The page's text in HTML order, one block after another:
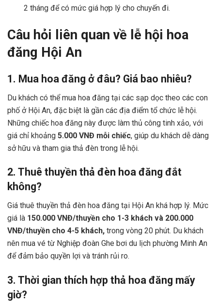
2 tháng để có mức giá hợp lý cho chuyến đi.
Câu hỏi liên quan về lễ hội hoa
đăng Hội An
1. Mua hoa đăng ở đâu? Giá bao nhiêu?
Du khách có thể mua hoa đăng tại các sạp dọc theo các con
phố ở Hội An, đặc biệt là gần các địa điểm tổ chức lễ hội.
Những chiếc hoa đăng này được làm thủ công tinh xảo, với
giá chỉ khoảng 5.000 VNĐ mỗi chiếc, giúp du khách dễ dàng
sở hữu và tham gia thả đèn trong lễ hội.
2. Thuê thuyền thả đèn hoa đăng đắt
không?
Giá thuê thuyền thả đèn hoa đăng tại Hội An khá hợp lý. Mức
giá là 150.000 VNĐ/thuyền cho 1-3 khách và 200.000
VNĐ/thuyền cho 4-5 khách, trong vòng 20 phút. Du khách
nên mua vé từ Nghiệp đoàn Ghe bơi du lịch phường Minh An
để đảm bảo quyền lợi và tránh rủi ro.
3. Thời gian thích hợp thả hoa đăng mấy
giờ?